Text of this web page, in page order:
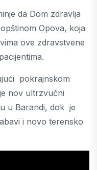
da Dom zdravlja
Opova, koja
ove zdravstvene
pokrajnskom
nov ultrzvučni
u Barandi, dok je
i novo terensko